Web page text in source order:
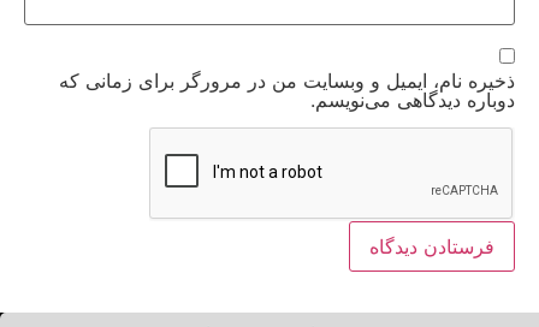
ذخیره نام، ایمیل و وبسایت من در مرورگر برای زمانی که
دوباره دیدگاهی می‌نویسم.